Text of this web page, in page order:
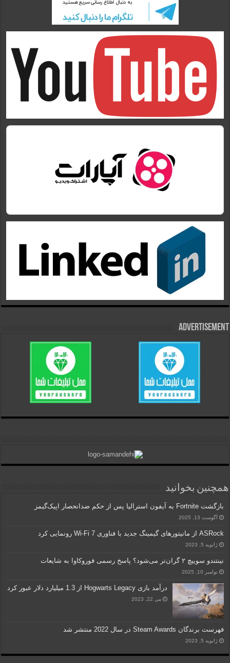
Advertisement
همچنین بخوانید
بازگشت Fortnite به آیفون استرالیا پس از حکم ضدانحصار اپیک‌گیمز
آگوست 13, 2025
ASRock از مانیتورهای گیمینگ جدید با فناوری Wi-Fi 7 رونمایی کرد
ژانویه 5, 2023
نینتندو سوییچ ۲ گران‌تر می‌شود؟ پاسخ رسمی فوروکاوا به شایعات
نوامبر 10, 2025
درآمد بازی Hogwarts Legacy از 1.3 میلیارد دلار عبور کرد
می 22, 2023
فهرست برندگان Steam Awards در سال 2022 منتشر شد
ژانویه 5, 2023